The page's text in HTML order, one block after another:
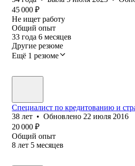
45 000 ₽
Не ищет работу
Общий опыт
33 года 6 месяцев
Другие резюме
Ещё 1 резюме
Специалист по кредитованию и
38 лет • Обновлено 22 июля 2016
20 000 ₽
Общий опыт
8 лет 5 месяцев